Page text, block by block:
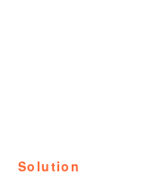
solution